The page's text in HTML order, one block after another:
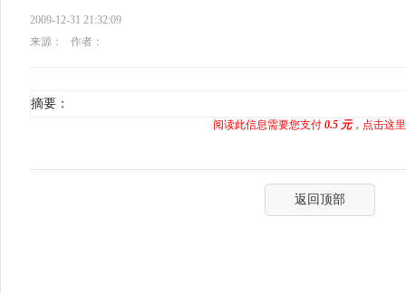
2009-12-31 21:32:09
来源：
作者：
摘要：
阅读此信息需要您支付 0.5 元，点击这
返回顶部